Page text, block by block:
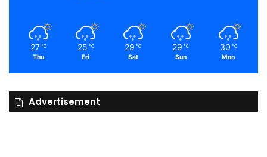
27 ℃
Thu
25 ℃
Fri
29 ℃
Sat
29 ℃
Sun
30 ℃
Mon
Advertisement